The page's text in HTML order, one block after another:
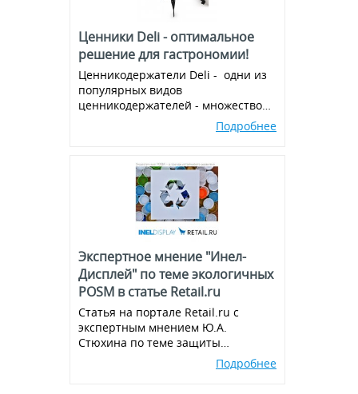
Ценники Deli - оптимальное
решение для гастрономии!
Ценникодержатели Deli - одни из
популярных видов
ценникодержателей - множество
вариантов и комбинаций, всегда в
Подробнее
Экспертное мнение "Инел-
Дисплей" по теме экологичных
POSM в статье Retail.ru
Статья на портале Retail.ru с
экспертным мнением Ю.А.
Стюхина по теме защиты
окружающей среды, производства
Подробнее